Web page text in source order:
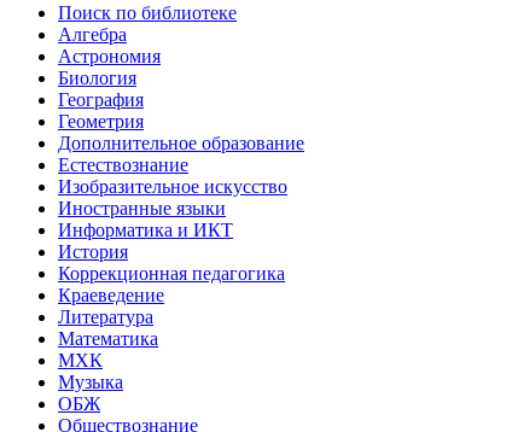
Поиск по библиотеке
Алгебра
Астрономия
Биология
География
Геометрия
Дополнительное образование
Естествознание
Изобразительное искусство
Иностранные языки
Информатика и ИКТ
История
Коррекционная педагогика
Краеведение
Литература
Математика
МХК
Музыка
ОБЖ
Обществознание